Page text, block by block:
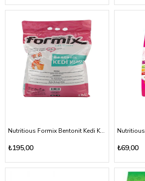
Nutritious Formix Bentonit Kedi Kumu 10lt
₺195,00 ₺69,00